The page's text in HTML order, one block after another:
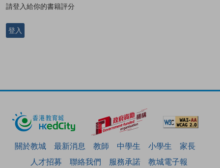
請登入給你的書籍評分
登入
關於教城 最新消息 教師 中學生 小學生
家長
人才招募
聯絡我們 服務承諾 教城電子報